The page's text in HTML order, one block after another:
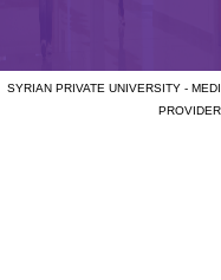
SYRIAN PRIVATE UNIVERSITY -
PROVIDER